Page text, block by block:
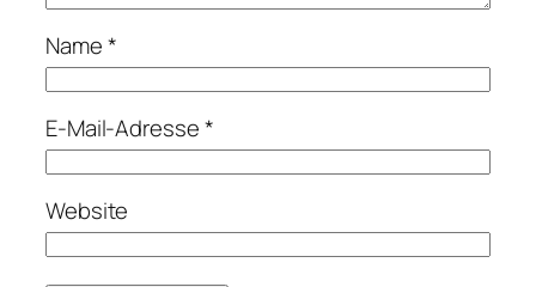
Name*
E-Mail-Adresse*
Website